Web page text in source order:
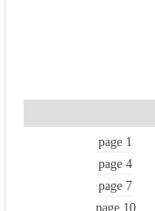
page 1
page 4
page 7
page 10